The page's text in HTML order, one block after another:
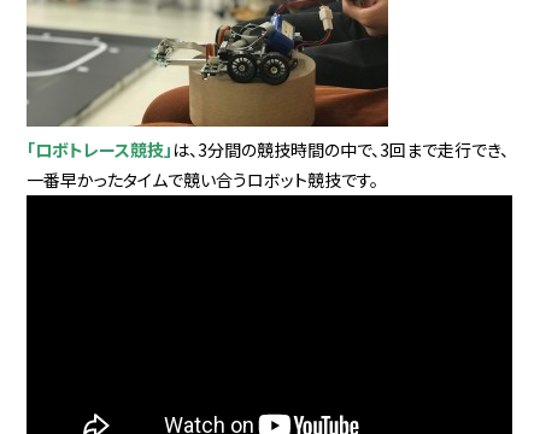
「ロボトレース競技」 は、3分間の競技時間の中で、3回まで走行でき、
一番早かったタイムで競い合うロボット競技です。